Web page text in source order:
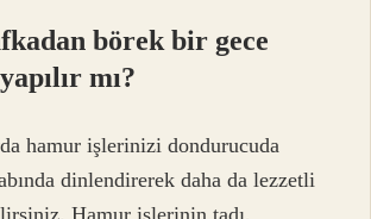
börek bir gece
mı?
hamur işlerinizi dondurucuda
dinlendirerek daha da lezzetli
Hamur işlerinin tadı,